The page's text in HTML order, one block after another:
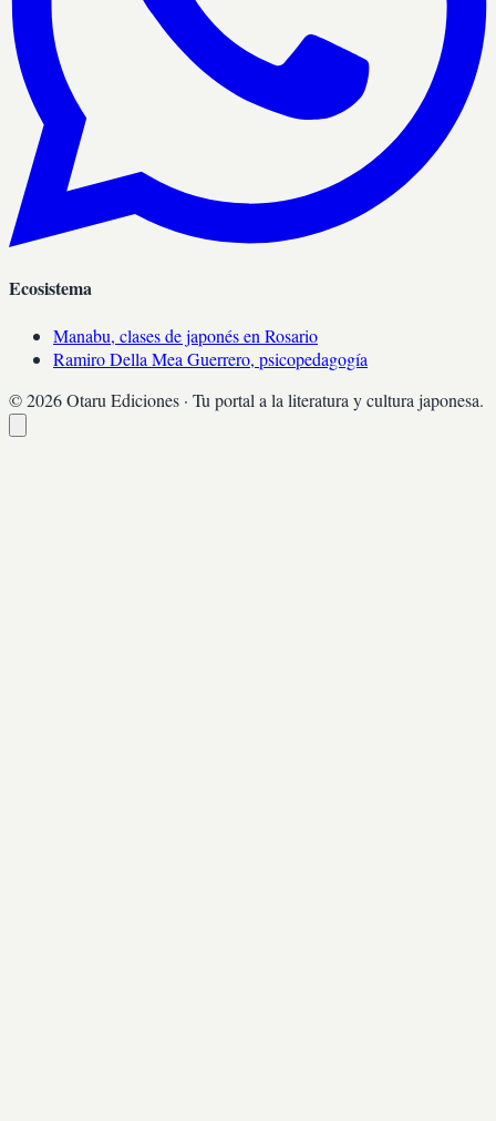
Ecosistema
Manabu, clases de japonés en Rosario
Ramiro Della Mea Guerrero, psicopedagogía
©2026Otaru Ediciones · Tu portal a la literatura y cultura japonesa.